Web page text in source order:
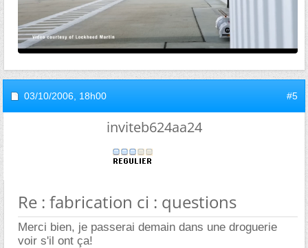
03/10/2006, 18h00 #5
inviteb624aa24
Re : fabrication ci : questions
Merci bien, je passerai demain dans une droguerie
voir s'il ont ça!